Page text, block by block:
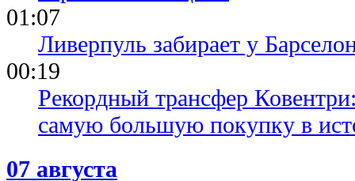
01:07
Ливерпуль забирает у
00:19
Рекордный трансфер
самую большую покупку в
07 августа